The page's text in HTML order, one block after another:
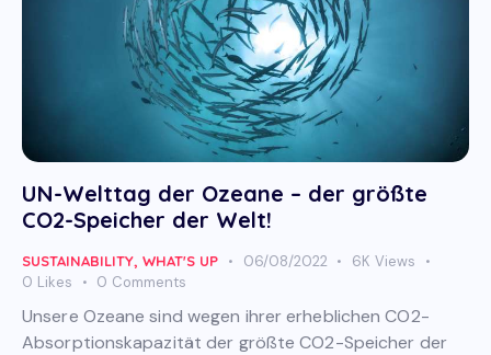
UN-Welttag der Ozeane – der größte
CO2-Speicher der Welt!
SUSTAINABILITY, WHAT'S UP 06/08/2022 6K Views
0 Likes 0 Comments
Unsere Ozeane sind wegen ihrer erheblichen CO2-
Absorptionskapazität der größte CO2-Speicher der